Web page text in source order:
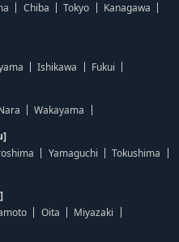
Chiba Tokyo
Kanagawa
Ishikawa
Fukui
Wakayama
Yamaguchi
Tokushima
Oita
Miyazaki